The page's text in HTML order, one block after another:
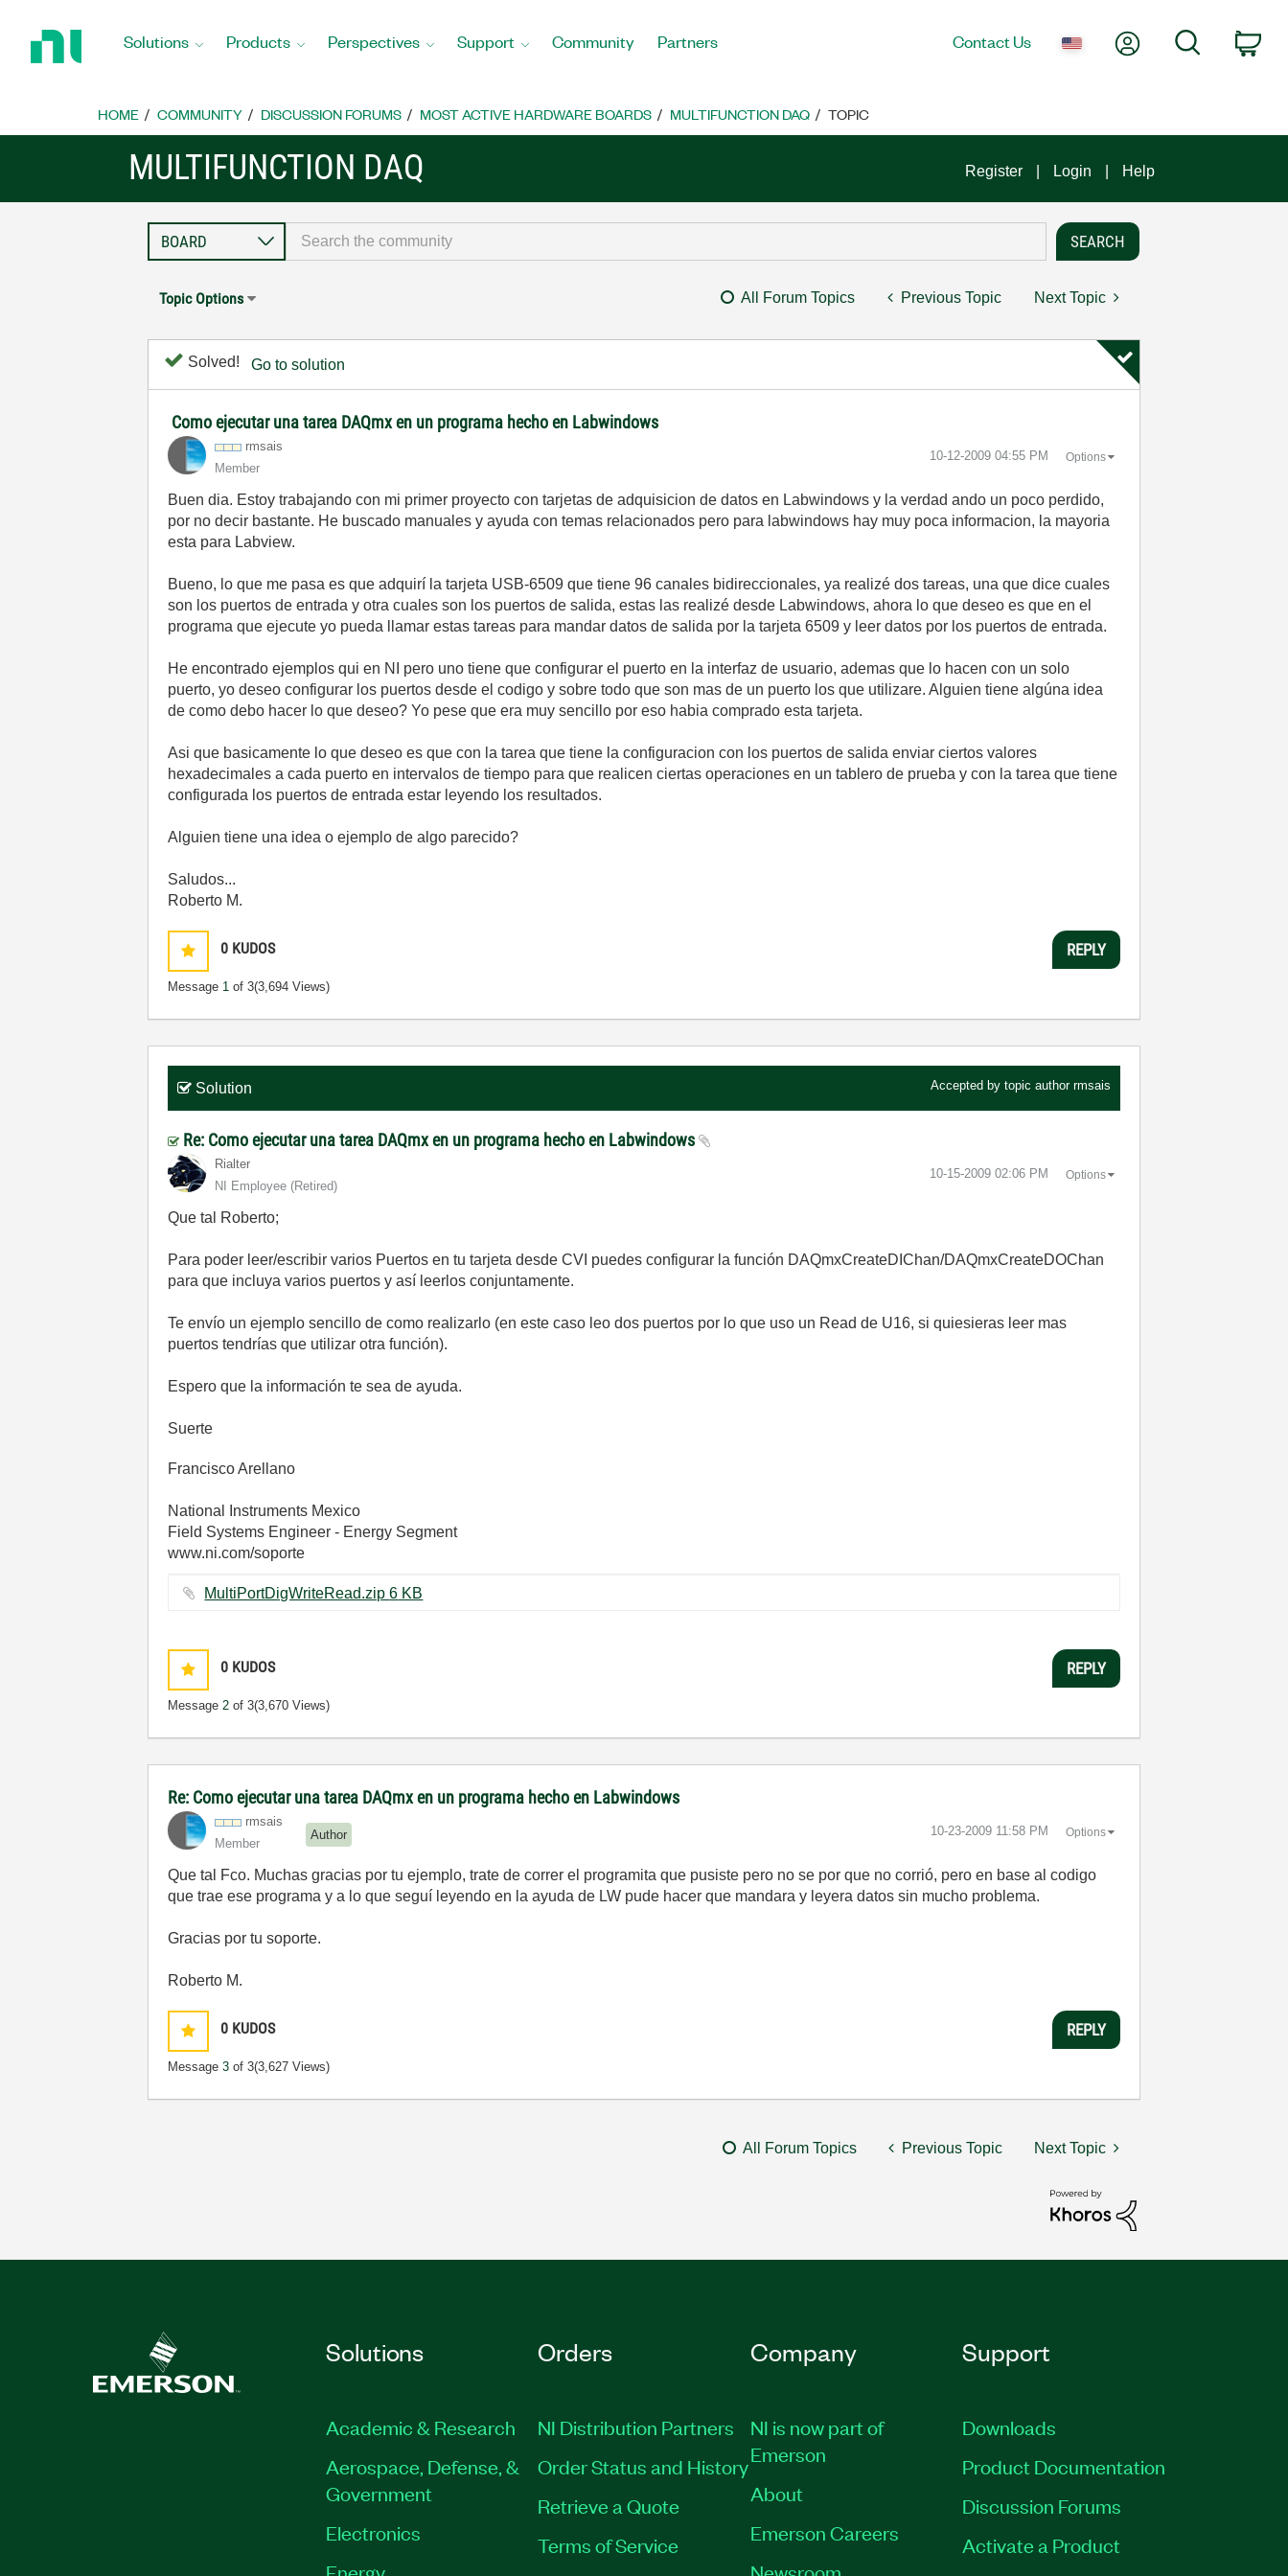
Home
Solutions Products Perspectives Support Community Partners Contact Us My AccountSearch
HOME COMMUNITY DISCUSSION FORUMS MOST ACTIVE HARDWARE BOARDS MULTIFUNCTION DAQ TOPIC
MULTIFUNCTION DAQ Register Login Help
Topic Options All Forum Topics Previous Topic Next Topic
Solved! Go to solution
Como ejecutar una tarea DAQmx en un programa hecho en Labwindows
rmsais
Member
‎10-12-2009 04:55 PM Options
Buen dia. Estoy trabajando con mi primer proyecto con tarjetas de adquisicion de datos en Labwindows y la verdad ando un poco perdido,
por no decir bastante. He buscado manuales y ayuda con temas relacionados pero para labwindows hay muy poca informacion, la mayoria
esta para Labview.
Bueno, lo que me pasa es que adquirí la tarjeta USB-6509 que tiene 96 canales bidireccionales, ya realizé dos tareas, una que dice cuales
son los puertos de entrada y otra cuales son los puertos de salida, estas las realizé desde Labwindows, ahora lo que deseo es que en el
programa que ejecute yo pueda llamar estas tareas para mandar datos de salida por la tarjeta 6509 y leer datos por los puertos de entrada.
He encontrado ejemplos qui en NI pero uno tiene que configurar el puerto en la interfaz de usuario, ademas que lo hacen con un solo
puerto, yo deseo configurar los puertos desde el codigo y sobre todo que son mas de un puerto los que utilizare. Alguien tiene algúna idea
de como debo hacer lo que deseo? Yo pese que era muy sencillo por eso habia comprado esta tarjeta.
Asi que basicamente lo que deseo es que con la tarea que tiene la configuracion con los puertos de salida enviar ciertos valores
hexadecimales a cada puerto en intervalos de tiempo para que realicen ciertas operaciones en un tablero de prueba y con la tarea que tiene
configurada los puertos de entrada estar leyendo los resultados.
Alguien tiene una idea o ejemplo de algo parecido?
Saludos...
Roberto M.
0 KUDOS
Message 1 of 3(3,694 Views)
REPLY
Solution Accepted by topic author rmsais
Re: Como ejecutar una tarea DAQmx en un programa hecho en Labwindows
Rialter
NI Employee (retired)
‎10-15-2009 02:06 PM Options
Que tal Roberto;
Para poder leer/escribir varios Puertos en tu tarjeta desde CVI puedes configurar la función DAQmxCreateDIChan/DAQmxCreateDOChan
para que incluya varios puertos y así leerlos conjuntamente.
Te envío un ejemplo sencillo de como realizarlo (en este caso leo dos puertos por lo que uso un Read de U16, si quiesieras leer mas
puertos tendrías que utilizar otra función).
Espero que la información te sea de ayuda.
Suerte
Francisco Arellano
National Instruments Mexico
Field Systems Engineer - Energy Segment
www.ni.com/soporte
MultiPortDigWriteRead.zip ‏6 KB
0 KUDOS
Message2 of 3(3,670 Views)
REPLY
Re: Como ejecutar una tarea DAQmx en un programa hecho en Labwindows
rmsais
Member
Author ‎10-23-2009 11:58 PM Options
Que tal Fco. Muchas gracias por tu ejemplo, trate de correr el programita que pusiste pero no se por que no corrió, pero en base al codigo
que trae ese programa y a lo que seguí leyendo en la ayuda de LW pude hacer que mandara y leyera datos sin mucho problema.
Gracias por tu soporte.
Roberto M.
0 KUDOS
Message3 of 3(3,627 Views)
REPLY
All Forum Topics Previous Topic Next Topic
Solutions
Academic & Research
Aerospace, Defense, &
Government
Electronics
Energy
Orders
NI Distribution Partners
Order Status and History
Retrieve a Quote
Terms of Service
Company
NI is now part of
Emerson
About
Emerson Careers
Newsroom
Support
Downloads
Product Documentation
Discussion Forums
Activate a Product